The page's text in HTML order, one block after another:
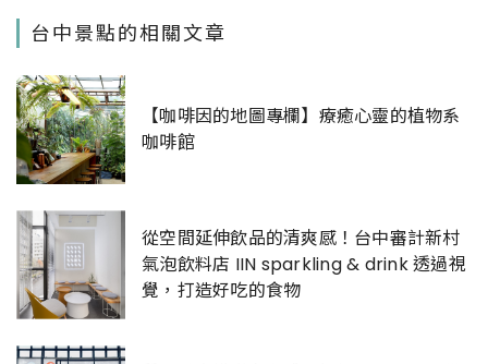
台中景點的相關文章
【咖啡因的地圖專欄】療癒心靈的植物系
咖啡館
從空間延伸飲品的清爽感！台中審計新村
氣泡飲料店 IIN sparkling & drink 透過視
覺，打造好吃的食物